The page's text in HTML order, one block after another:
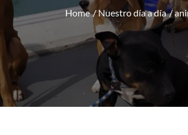
Home Nuestro día a día